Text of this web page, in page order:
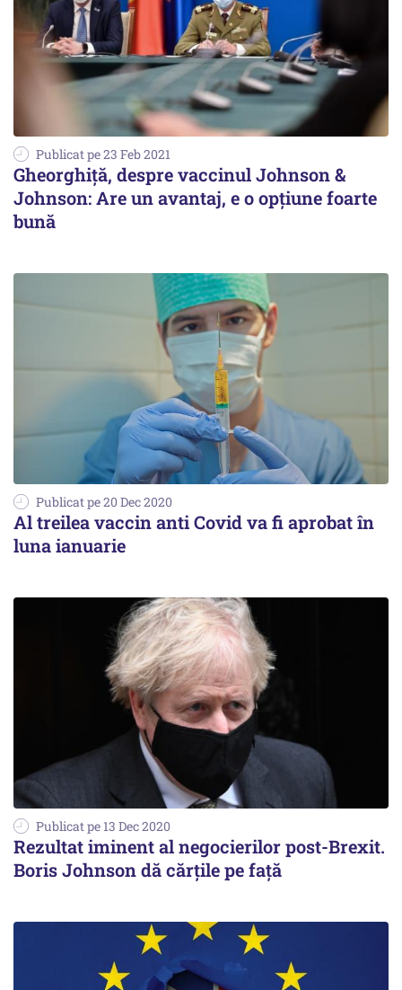
Publicat pe 23 Feb 2021
Gheorghiță, despre vaccinul Johnson &
Johnson: Are un avantaj, e o opțiune foarte
bună
Publicat pe 20 Dec 2020
Al treilea vaccin anti Covid va fi aprobat în
luna ianuarie
Publicat pe 13 Dec 2020
Rezultat iminent al negocierilor post-Brexit.
Boris Johnson dă cărțile pe față